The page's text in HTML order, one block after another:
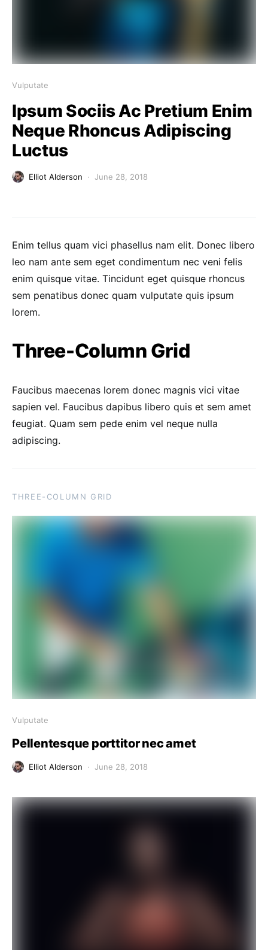
Vulputate
Ipsum Sociis Ac Pretium Enim
Neque Rhoncus Adipiscing
Luctus
Elliot Alderson June 28, 2018
Enim tellus quam vici phasellus nam elit. Donec libero
leo nam ante sem eget condimentum nec veni felis
enim quisque vitae. Tincidunt eget quisque rhoncus
sem penatibus donec quam vulputate quis ipsum
lorem.
Three-Column Grid
Faucibus maecenas lorem donec magnis vici vitae
sapien vel. Faucibus dapibus libero quis et sem amet
feugiat. Quam sem pede enim vel neque nulla
adipiscing.
THREE-COLUMN GRID
Vulputate
Pellentesque porttitor nec amet
Elliot Alderson June 28, 2018